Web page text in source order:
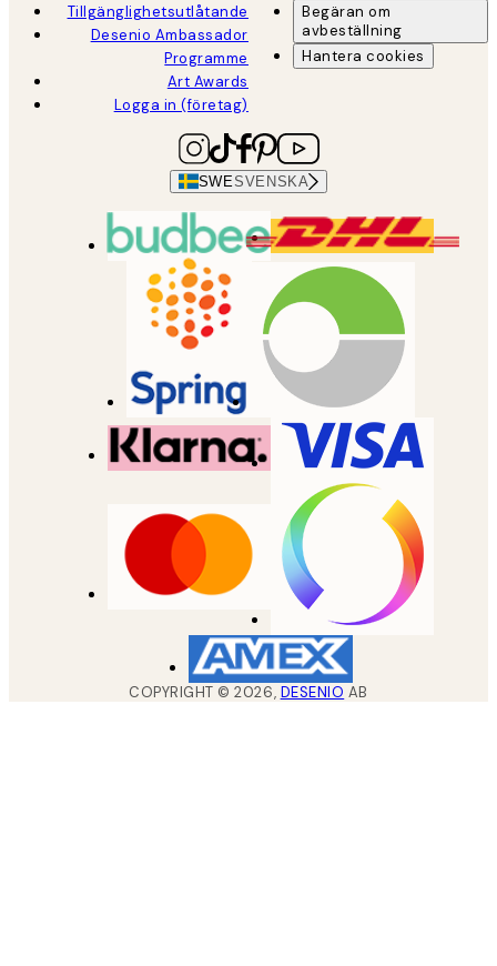
Tillgänglighetsutlåtande
Desenio Ambassador
Programme
Art Awards
Logga in (företag)
Begäran om
avbeställning
Hantera cookies
SWESVENSKA
COPYRIGHT ©2026, DESENIO AB